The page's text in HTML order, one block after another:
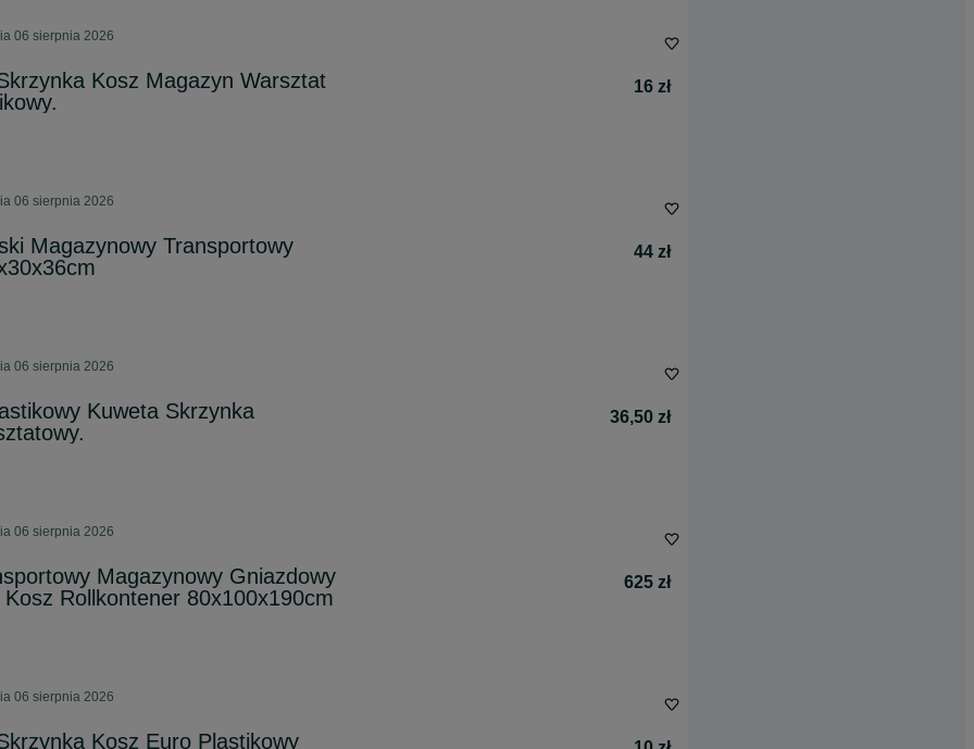
06 sierpnia 2026
Kosz Magazyn Warsztat
16 zł
06 sierpnia 2026
Magazynowy Transportowy
44 zł
06 sierpnia 2026
Kuweta Skrzynka
36,50 zł
06 sierpnia 2026
Magazynowy Gniazdowy
Rollkontener 80x100x190cm
625 zł
06 sierpnia 2026
Kosz Euro Plastikowy